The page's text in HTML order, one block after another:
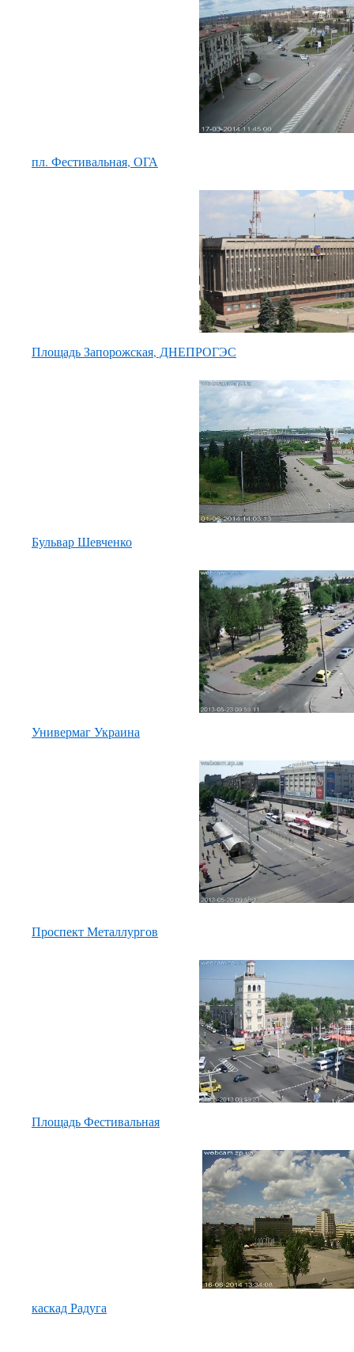
пл. Фестивальная, ОГА
Площадь Запорожская, ДНЕПРОГЭС
Бульвар Шевченко
Универмаг Украина
Проспект Металлургов
Площадь Фестивальная
каскад Радуга